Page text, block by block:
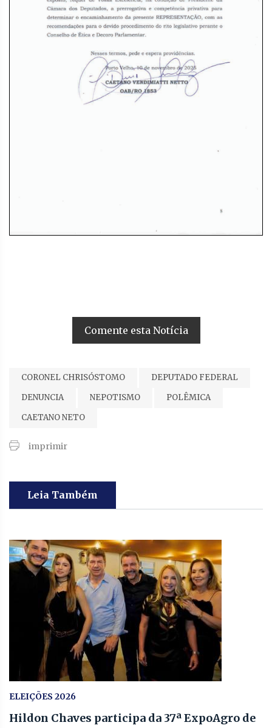
Comente esta Notícia
CORONEL CHRISÓSTOMO
DEPUTADO FEDERAL
DENUNCIA
NEPOTISMO
POLÊMICA
CAETANO NETO
imprimir
Leia Também
ELEIÇÕES 2026
Hildon Chaves participa da 37ª ExpoAgro de